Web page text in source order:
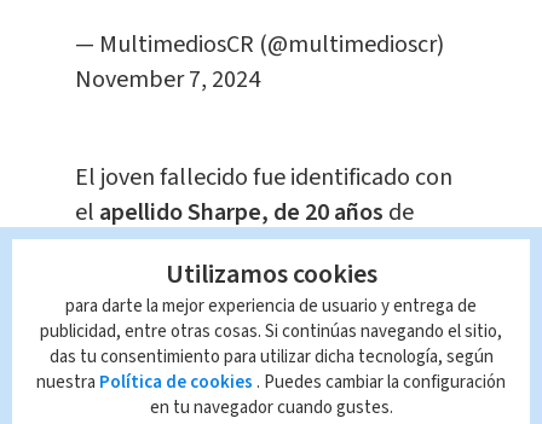
— MultimediosCR (@multimedioscr)
November 7, 2024
El joven fallecido fue identificado con
el apellido Sharpe, de 20 años de
edad. Él presentaba heridas en
espalda, abdomen y piernas.Mientras
que el menor de 17 años fue
impactado en las manos.
Utilizamos cookies
para darte la mejor experiencia de usuario y entrega de
publicidad, entre otras cosas. Si continúas navegando el sitio,
das tu consentimiento para utilizar dicha tecnología, según
nuestra Política de cookies . Puedes cambiar la configuración
en tu navegador cuando gustes.